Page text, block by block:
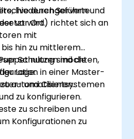
Servern und
wird.
live durchgeführte
vor Ort) richtet sich an
mit
hin zu mittlerem
nutzen möchten,
in einer Master-
automatisieren.
Schulung sind die
Lage:
und Clientsystemen
zu konfigurieren.
zu schreiben und
Konfigurationen zu